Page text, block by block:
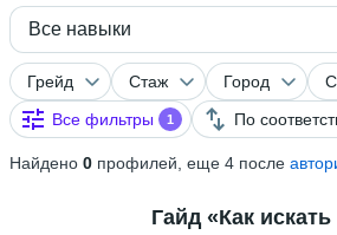
Все навыки
Грейд Стаж Город
Все фильтры
1 По
Найдено 0 профилей, еще 4 после
Гайд «Как